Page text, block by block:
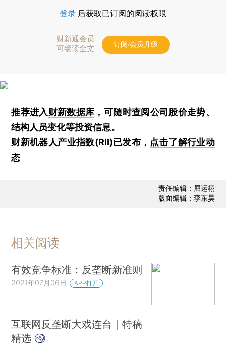
登录 后获取已订阅的阅读权限
财新通会员
可畅读全文
订阅/会员升级
推荐进入财新数据库 ，可随时查阅公司股价走势、
结构人员变化等投资信息。
财新机器人产业指数(RII)已发布， 点击了解行业动
态
责任编辑：屈运栩
版面编辑：李东昊
相关阅读
有效竞争标准：反垄断新准则
2021年07月06日 APP打开
互联网反垄断大戏连台｜特稿
精选